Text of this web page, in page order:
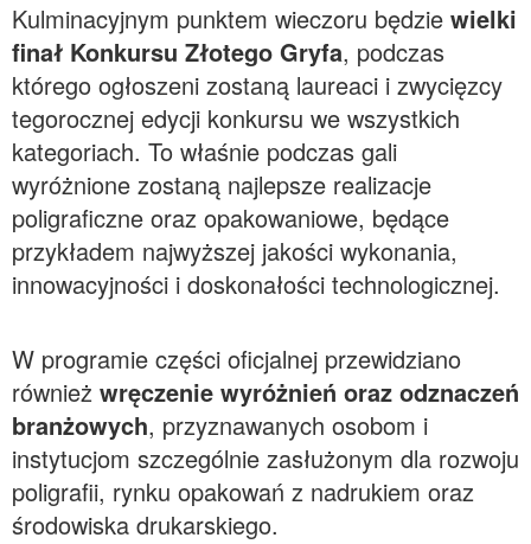
Kulminacyjnym punktem wieczoru będzie wielki
finał Konkursu Złotego Gryfa, podczas
którego ogłoszeni zostaną laureaci i zwycięzcy
tegorocznej edycji konkursu we wszystkich
kategoriach. To właśnie podczas gali
wyróżnione zostaną najlepsze realizacje
poligraficzne oraz opakowaniowe, będące
przykładem najwyższej jakości wykonania,
innowacyjności i doskonałości technologicznej.
W programie części oficjalnej przewidziano
również wręczenie wyróżnień oraz odznaczeń
branżowych, przyznawanych osobom i
instytucjom szczególnie zasłużonym dla rozwoju
poligrafii, rynku opakowań z nadrukiem oraz
środowiska drukarskiego.